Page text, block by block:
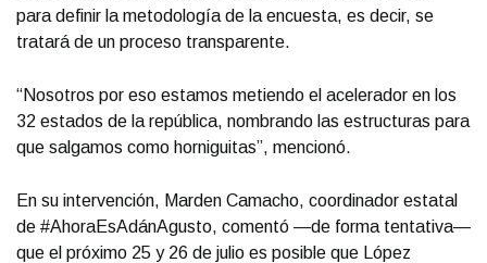
para definir la metodología de la encuesta, es decir, se
tratará de un proceso transparente.
“Nosotros por eso estamos metiendo el acelerador en los
32 estados de la república, nombrando las estructuras para
que salgamos como horniguitas”, mencionó.
En su intervención, Marden Camacho, coordinador estatal
de #AhoraEsAdánAgusto, comentó —de forma tentativa—
que el próximo 25 y 26 de julio es posible que López